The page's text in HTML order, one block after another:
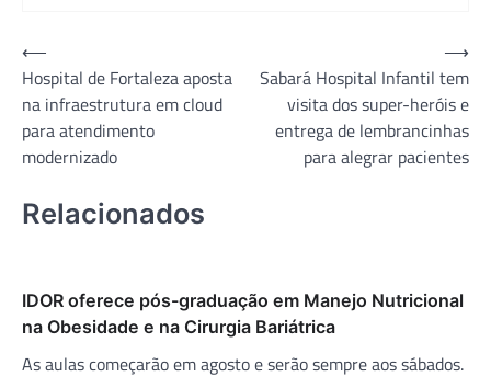
Navegação
de
Post
⟵
Hospital de Fortaleza aposta
na infraestrutura em cloud
para atendimento
modernizado
Sabará Hospital Infantil tem
visita dos super-heróis e
entrega de lembrancinhas
para alegrar pacientes
⟶
Relacionados
IDOR oferece pós-graduação em Manejo Nutricional
na Obesidade e na Cirurgia Bariátrica
As aulas começarão em agosto e serão sempre aos sábados.